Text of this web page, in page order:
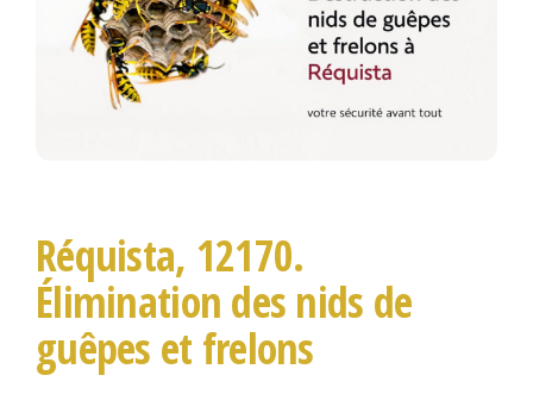
TARIFS
Réquista, 12170.
Élimination des nids de
guêpes et frelons